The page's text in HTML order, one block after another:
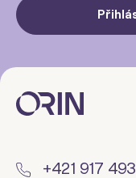
+421 917